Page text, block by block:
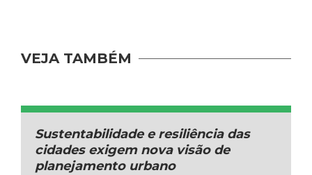
VEJA TAMBÉM
Sustentabilidade e resiliência das
cidades exigem nova visão de
planejamento urbano